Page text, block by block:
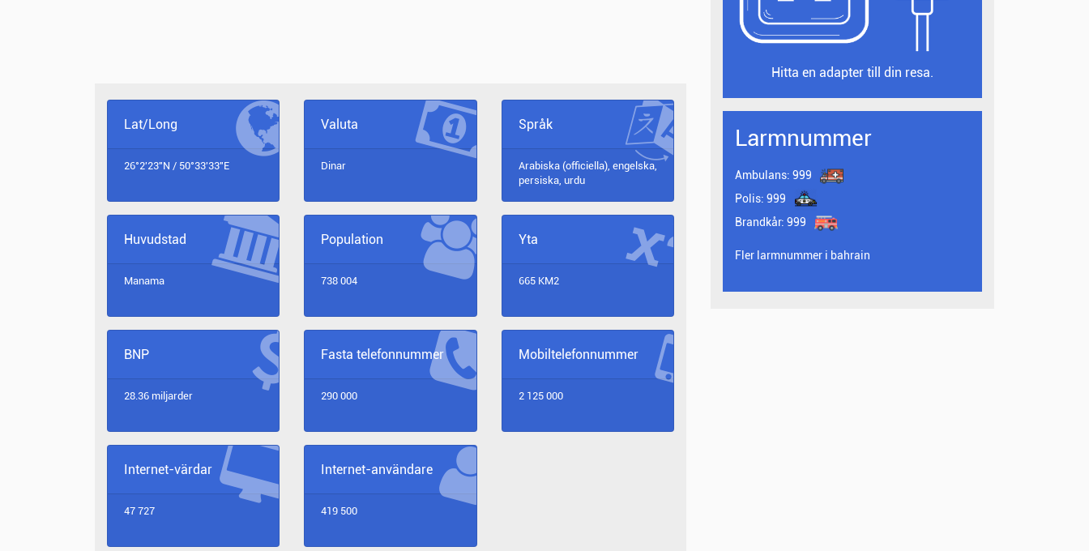
Lat/Long
26°2'23"N / 50°33'33"E
Valuta
Dinar
Språk
Arabiska (officiella), engelska,
persiska, urdu
Huvudstad
Manama
Population
738 004
Yta
665 KM2
BNP
28.36 miljarder
Fasta telefonnummer
290 000
Mobiltelefonnummer
2 125 000
Internet-värdar
47 727
Internet-användare
419 500
Hitta en adapter till din resa.
Larmnummer
Ambulans: 999
Polis: 999
Brandkår: 999
Fler larmnummer i bahrain